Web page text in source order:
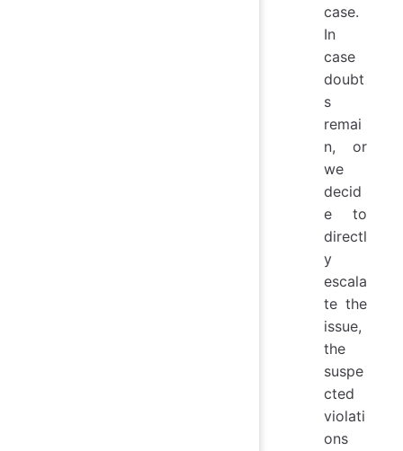
case.
In
case
doubt
s
remai
n, or
we
decid
e to
directl
y
escala
te the
issue,
the
suspe
cted
violati
ons